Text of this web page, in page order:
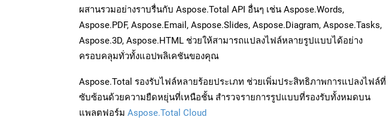
ผสานรวมอย่างราบรื่นกับ Aspose.Total API อื่นๆ เช่น Aspose.Words,
Aspose.PDF, Aspose.Email, Aspose.Slides, Aspose.Diagram, Aspose.Tasks,
Aspose.3D, Aspose.HTML ช่วยให้สามารถแปลงไฟล์หลายรูปแบบได้อย่าง
ครอบคลุมทั่วทั้งแอปพลิเคชันของคุณ
Aspose.Total รองรับไฟล์หลายร้อยประเภท ช่วยเพิ่มประสิทธิภาพการแปลงไฟล์ที่
ซับซ้อนด้วยความยืดหยุ่นที่เหนือชั้น สำรวจรายการรูปแบบที่รองรับทั้งหมดบน
แพลตฟอร์ม Aspose.Total Cloud